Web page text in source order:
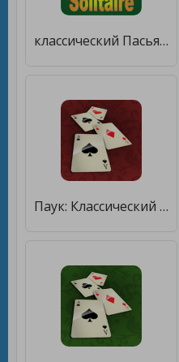
классический Пасьянс Свободно [Бесплатные покупки]
Паук: Классический пасьянс [Бесплатные покупки]